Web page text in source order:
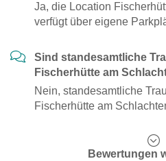
Ja, die Location
verfügt über eigene
Sind standesamtliche
Fischerhütte am
Nein, standesamtliche
Fischerhütte am
Bewertungen